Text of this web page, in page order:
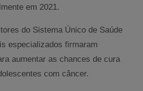
em 2021.
do Sistema Único de Saúde
especializados firmaram
aumentar as chances de cura
com câncer.